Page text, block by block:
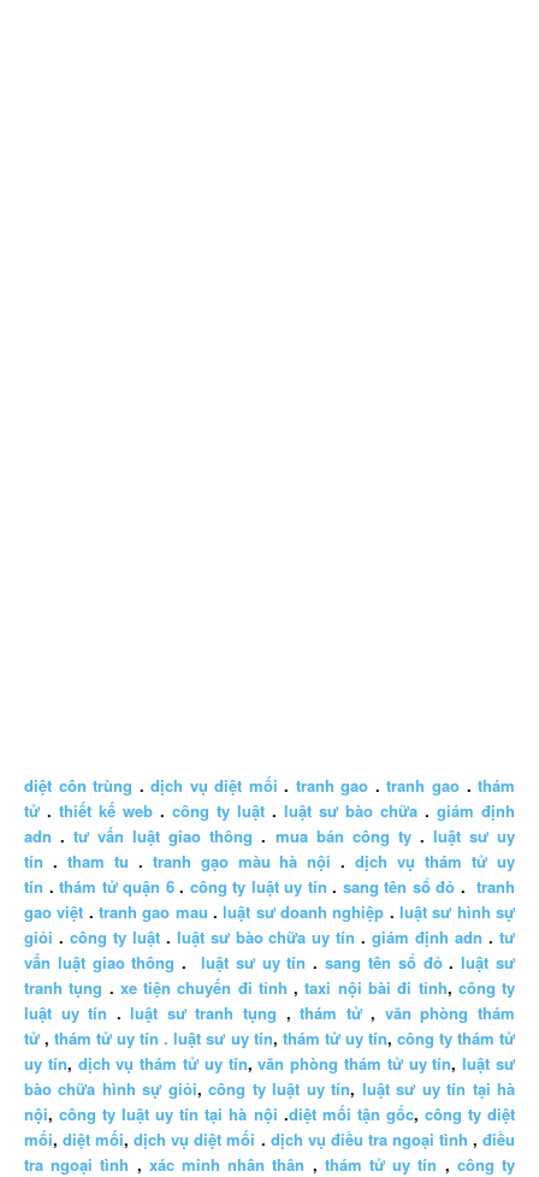
diệt côn trùng .dịch vụ diệt mối . tranh gao .tranh gao .thám
tử . thiết kế web . công ty luật . luật sư bào chữa . giám định
adn .tư vấn luật giao thông . mua bán công ty. luật sư uy
tín . tham tu . tranh gạo màu hà nội .dịch vụ thám tử uy
tín .thám tử quận 6. công ty luật uy tín . sang tên sổ đỏ .tranh
gao việt .tranh gao mau .luật sư doanh nghiệp .luật sư hình sự
giỏi . công ty luật. luật sư bào chữa uy tín .giám định adn .tư
vấn luật giao thông . luật sư uy tín .sang tên sổ đỏ.luật sư
tranh tụng . xe tiện chuyến đi tỉnh ,taxi nội bài đi tỉnh, công ty
luật uy tín .luật sư tranh tụng ,thám tử, văn phòng thám
tử ,thám tử uy tín . luật sư uy tín, thám tử uy tín, công ty thám tử
uy tín, dịch vụ thám tử uy tín,văn phòng thám tử uy tín,luật sư
bào chữa hình sự giỏi,công ty luật uy tín, luật sư uy tín tại hà
nội,công ty luật uy tín tại hà nội .diệt mối tận gốc, công ty diệt
mối,diệt mối,dịch vụ diệt mối . dịch vụ điều tra ngoại tình ,điều
tra ngoại tình , xác minh nhân thân , thám tử uy tín , công ty